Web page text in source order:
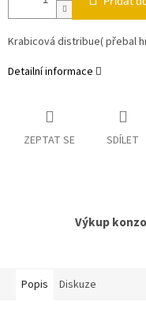
Krabicová distribue( přebal
Detailní informace
ZEPTAT SE SDÍLET
Výkup
Popis Diskuze